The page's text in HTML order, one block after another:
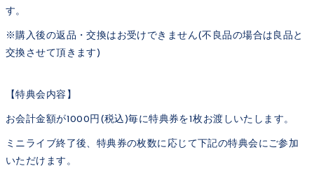
す。
※購入後の返品・交換はお受けできません(不良品の場合は良品と
交換させて頂きます)
【特典会内容】
お会計金額が1000円(税込)毎に特典券を1枚お渡しいたします。
ミニライブ終了後、特典券の枚数に応じて下記の特典会にご参加
いただけます。